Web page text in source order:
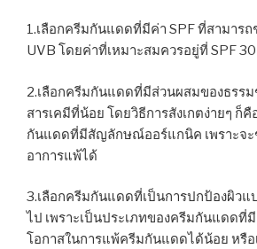
1.เลือกครีมกันแดดที่มีค่า SPF ที่สามาร
UVB โดยค่าที่เหมาะสมควรอยู่ที่ SPF
2.เลือกครีมกันแดดที่มีส่วนผสมของธรร
สารเคมีที่น้อย โดยวิธีการสังเกตง่ายๆ ก็คื
กันแดดที่มีสัญลักษณ์ออร์แกนิค เพราะจะ
อาการแพ้ได้
3.เลือกครีมกันแดดที่เป็นการปกป้องผิวแ
ไป เพราะเป็นประเภทของครีมกันแดดที่
โอกาสในการแพ้ครีมกันแดดได้น้อย หรือ